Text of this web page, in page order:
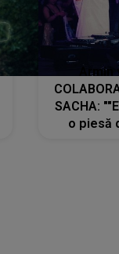
cu mine
păstrăm